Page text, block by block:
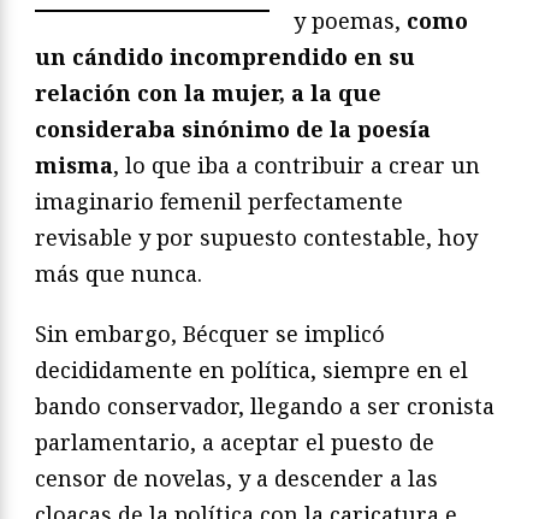
y poemas, como
un cándido incomprendido en su
relación con la mujer, a la que
consideraba sinónimo de la poesía
misma, lo que iba a contribuir a crear un
imaginario femenil perfectamente
revisable y por supuesto contestable, hoy
más que nunca.
Sin embargo, Bécquer se implicó
decididamente en política, siempre en el
bando conservador, llegando a ser cronista
parlamentario, a aceptar el puesto de
censor de novelas, y a descender a las